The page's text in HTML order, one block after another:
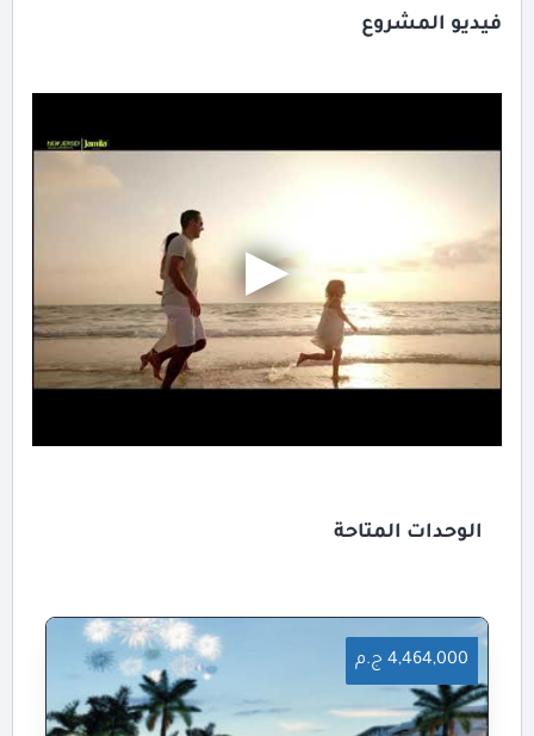
فيديو المشروع
الوحدات المتاحة
4,464,000 ج.م